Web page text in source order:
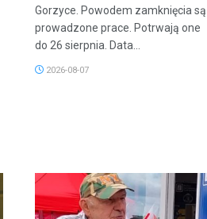
Gorzyce. Powodem zamknięcia są
prowadzone prace. Potrwają one
do 26 sierpnia. Data...
2026-08-07